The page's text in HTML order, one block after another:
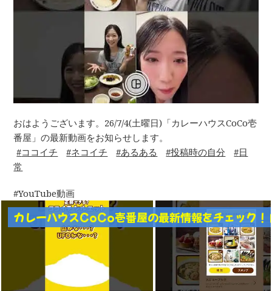
おはようございます。26/7/4(土曜日)「カレーハウスCoCo壱
番屋」の最新動画をお知らせします。
ココイチ
ネコイチ あるある 投稿時の自分
日
常
YouTube動画
カレーハウスCoCo壱番屋の最新情報をチェック！